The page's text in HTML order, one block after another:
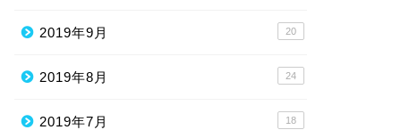
2019年9月 20
2019年8月 24
2019年7月 18